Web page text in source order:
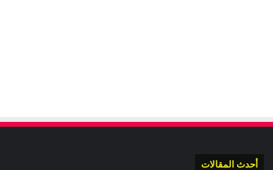
أحدث المقالات